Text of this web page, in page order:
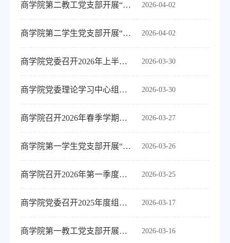
2026-04-02
商学院第二教工党支部开展“雷锋月”考研复试指导活动
2026-04-02
商学院第二学生党支部开展“学雷锋 践初心”劳动实践活动
2026-03-30
商学院党委召开2026年上半年全面从严治党工作会议
2026-03-30
商学院党委理论学习中心组召开2026年第一次学习会
2026-03-27
商学院召开2026年春季学期新时代文明实践志愿服务队工作部署会
2026-03-26
商学院第一学生党支部开展“弘扬雷锋精神”主题党日活动
2026-03-25
商学院召开2026年第一季度意识形态和安全稳定分析研判会
2026-03-17
商学院党委召开2025年度组织生活会和开展民主评议党员工作
2026-03-16
商学院第一教工党支部开展师德师风专题学习